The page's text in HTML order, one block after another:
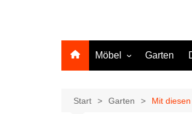
Möbel Garten
Start Garten Mit